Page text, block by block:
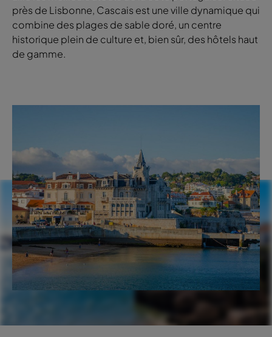
près de Lisbonne, Cascais est une ville dynamique qui
combine des plages de sable doré, un centre
historique plein de culture et, bien sûr, des hôtels haut
de gamme.